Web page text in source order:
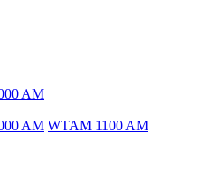
AM
AM WTAM 1100 AM